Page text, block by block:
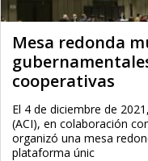
Mesa redonda
cooperativas
El 4 de diciembre de
(ACI), en colaboración
organizó una mesa
plataforma únic